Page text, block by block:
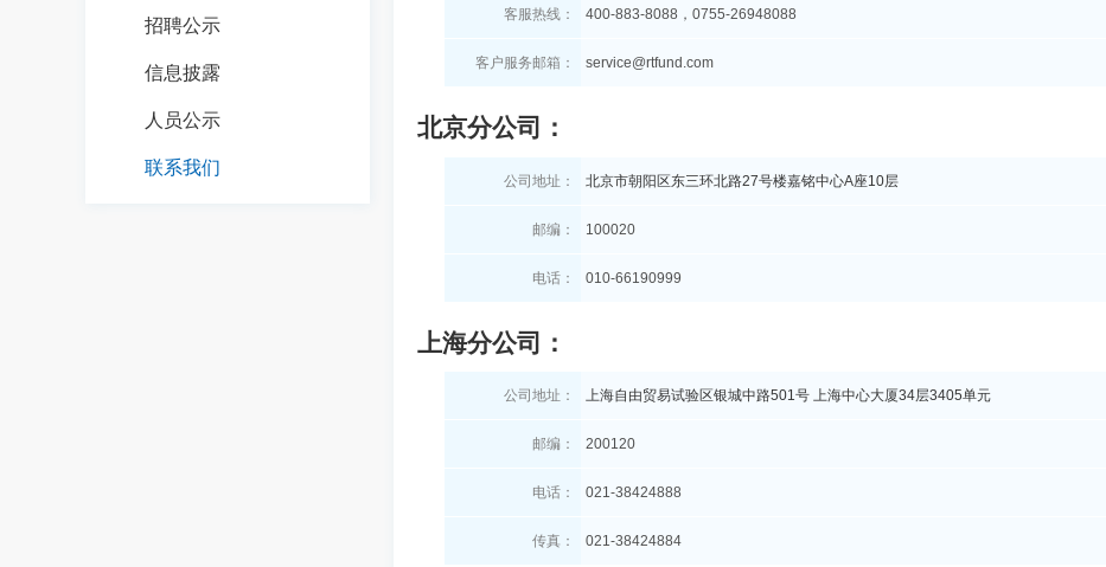
招聘公示
信息披露
人员公示
联系我们
客服热线： 400-883-8088，0755-26948088
客户服务邮箱： service@rtfund.com
北京分公司：
公司地址： 北京市朝阳区东三环北路27号楼嘉铭中心A座10层
邮编： 100020
电话： 010-66190999
上海分公司：
公司地址： 上海自由贸易试验区银城中路501号 上海中心大厦34层3405单元
邮编： 200120
电话： 021-38424888
传真： 021-38424884